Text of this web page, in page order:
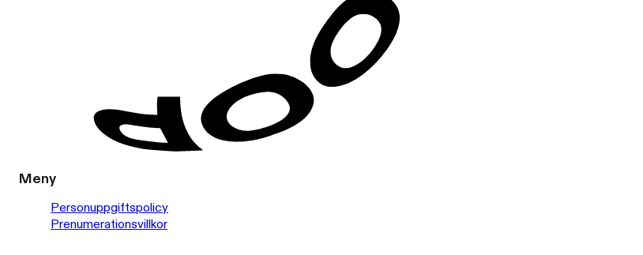
Meny
Personuppgiftspolicy
Prenumerationsvillkor